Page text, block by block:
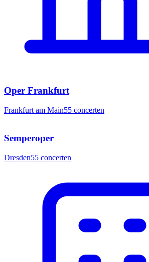
Oper Frankfurt
Frankfurt am Main55 concerten
Semperoper
Dresden55 concerten